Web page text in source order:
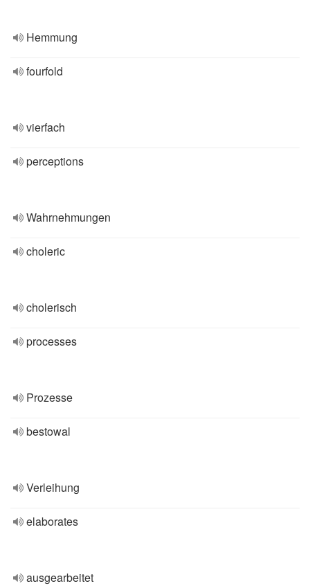
Hemmung
fourfold
vierfach
perceptions
Wahrnehmungen
choleric
cholerisch
processes
Prozesse
bestowal
Verleihung
elaborates
ausgearbeitet